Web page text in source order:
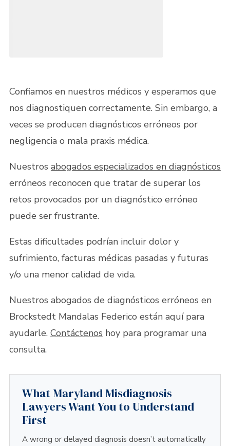
Confiamos en nuestros médicos y esperamos que
nos diagnostiquen correctamente. Sin embargo, a
veces se producen diagnósticos erróneos por
negligencia o mala praxis médica.
Nuestros abogados especializados en diagnósticos
erróneos reconocen que tratar de superar los
retos provocados por un diagnóstico erróneo
puede ser frustrante.
Estas dificultades podrían incluir dolor y
sufrimiento, facturas médicas pasadas y futuras
y/o una menor calidad de vida.
Nuestros abogados de diagnósticos erróneos en
Brockstedt Mandalas Federico están aquí para
ayudarle. Contáctenos hoy para programar una
consulta.
What Maryland Misdiagnosis
Lawyers Want You to Understand
First
A wrong or delayed diagnosis doesn’t automatically